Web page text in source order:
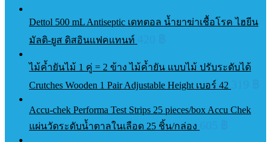
Dettol 500 mL Antiseptic เดทตอล น้ำยาฆ่าเชื้อโรค ไฮยีน
มัลติ-ยูส ดิสอินแฟคแทนท์
ไม้ค้ำยันไม้ 1 คู่ = 2 ข้าง ไม้ค้ำยัน แบบไม้ ปรับระดับได้
Crutches Wooden 1 Pair Adjustable Height เบอร์ 42
Accu-chek Performa Test Strips 25 pieces/box Accu Chek
แผ่นวัดระดับน้ำตาลในเลือด 25 ชิ้น/กล่อง